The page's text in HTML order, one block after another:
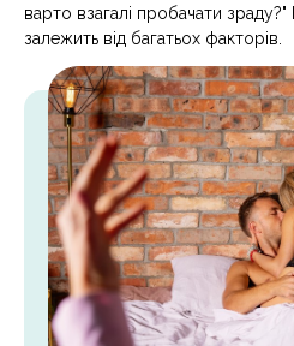
варто взагалі пробачати зраду?"
залежить від багатьох факторів.